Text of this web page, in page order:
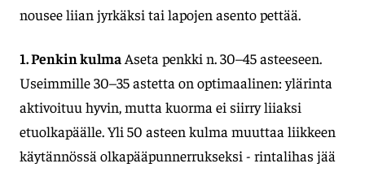
nousee liian jyrkäksi tai lapojen asento pettää.
1. Penkin kulma Aseta penkki n. 30–45 asteeseen.
Useimmille 30–35 astetta on optimaalinen: ylärinta
aktivoituu hyvin, mutta kuorma ei siirry liiaksi
etuolkapäälle. Yli 50 asteen kulma muuttaa liikkeen
käytännössä olkapääpunnerrukseksi - rintalihas jää